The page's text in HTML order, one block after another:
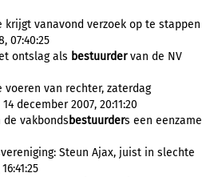
krijgt vanavond verzoek op te stappen
07:40:25
ontslag als bestuurdervan de NV
van rechter, zaterdag
december 2007, 20:11:20
de vakbonds bestuurders een eenzame
Steun Ajax, juist in slechte